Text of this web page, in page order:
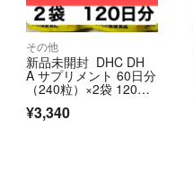
その他
新品未開封 DHC DH
A サプリメント 60日分
（240粒）×2袋 120日
¥3,340